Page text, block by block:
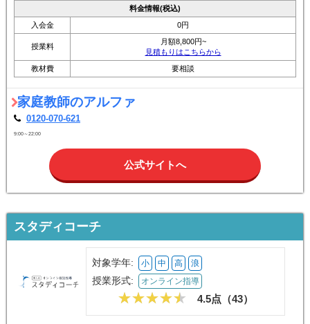
料金情報(税込)
入会金
0円
授業料
月額8,800円~
見積もりはこちらから
教材費
要相談
家庭教師のアルファ
0120-070-621
9:00～22:00
公式サイトへ
スタディコーチ
対象学年: 小 中 高 浪
授業形式: オンライン指導
4.5点（43）